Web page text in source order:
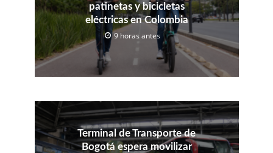
patinetas y bicicletas
eléctricas en Colombia
9 horas antes
Terminal de Transporte de
Bogotá espera movilizar